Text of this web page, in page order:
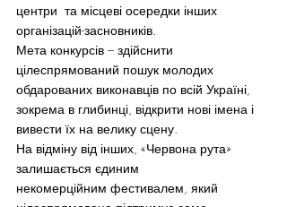
центри  та місцеві осередки інших
організацій-засновників.
Мета конкурсів – здійснити
цілеспрямований пошук молодих
обдарованих виконавців по всій Україні,
зокрема в глибинці, відкрити нові імена і
вивести їх на велику сцену.
На відміну від інших, «Червона рута»
залишається єдиним
некомерційним фестивалем, який